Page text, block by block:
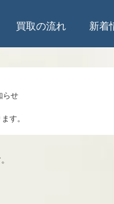
買取の流れ 新着
らせ
す。
知らせ